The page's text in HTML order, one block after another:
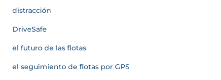
distracción
DriveSafe
el futuro de las flotas
el seguimiento de flotas por GPS